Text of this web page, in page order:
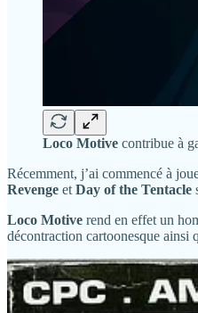
Loco Motive contribue à
Récemment, j’ai commencé à
Revenge et Day of the Tentacle
Loco Motive rend en effet un
décontraction cartoonesque ainsi